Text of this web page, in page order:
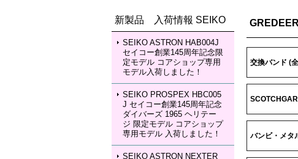
新製品 入荷情報 SEIKO
SEIKO ASTRON HAB004J
セイコー創業145周年記念限
定モデル コアショップ専用
モデル入荷しました！
SEIKO PROSPEX HBC005
J セイコー創業145周年記念
ダイバーズ 1965 ヘリテー
ジ 限定モデル コアショップ
専用モデル 入荷しました！
SEIKO ASTRON NEXTER
GREDEER
交換バンド (
バンビ・メタ